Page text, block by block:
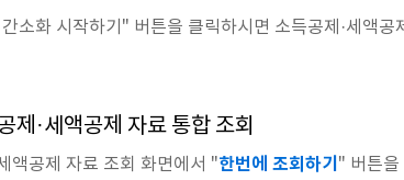
소화 시작하기" 버튼을 클릭하시면 소득공제·세액
제·세액공제 자료 통합 조회
액공제 자료 조회 화면에서 "한번에 조회하기 " 버튼을